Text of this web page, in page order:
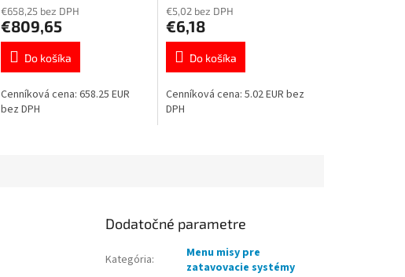
€658,25 bez DPH
€809,65
Do košíka
Cenníková cena: 658.25 EUR
bez DPH
€5,02 bez DPH
€6,18
Do košíka
Cenníková cena: 5.02 EUR bez
DPH
Dodatočné parametre
Kategória:
Menu misy pre
zatavovacie systémy